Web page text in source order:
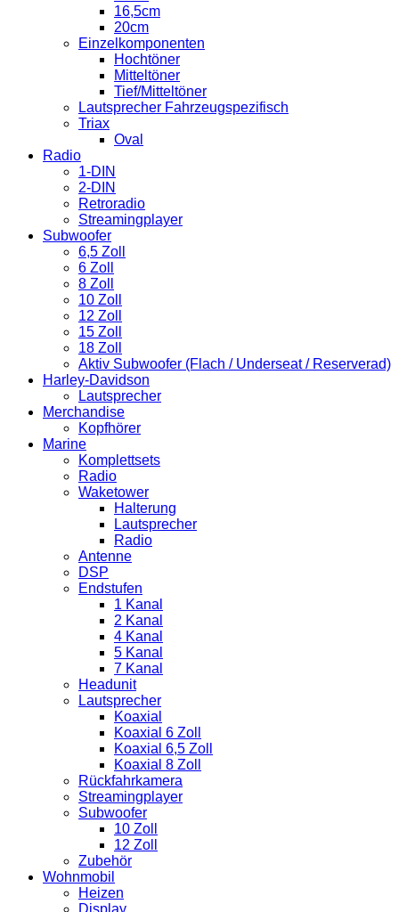
16,5cm
20cm
Einzelkomponenten
Hochtöner
Mitteltöner
Tief/Mitteltöner
Lautsprecher Fahrzeugspezifisch
Triax
Oval
Radio
1-DIN
2-DIN
Retroradio
Streamingplayer
Subwoofer
6,5 Zoll
6 Zoll
8 Zoll
10 Zoll
12 Zoll
15 Zoll
18 Zoll
Aktiv Subwoofer (Flach / Underseat / Reserverad)
Harley-Davidson
Lautsprecher
Merchandise
Kopfhörer
Marine
Komplettsets
Radio
Waketower
Halterung
Lautsprecher
Radio
Antenne
DSP
Endstufen
1 Kanal
2 Kanal
4 Kanal
5 Kanal
7 Kanal
Headunit
Lautsprecher
Koaxial
Koaxial 6 Zoll
Koaxial 6,5 Zoll
Koaxial 8 Zoll
Rückfahrkamera
Streamingplayer
Subwoofer
10 Zoll
12 Zoll
Zubehör
Wohnmobil
Heizen
Display